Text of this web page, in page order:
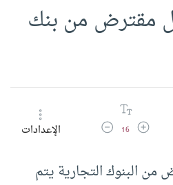
مقترض من بنك
زيادة حجم الخط
16 تقليل حجم الخطالإعدادات
من البنوك التجارية يتم